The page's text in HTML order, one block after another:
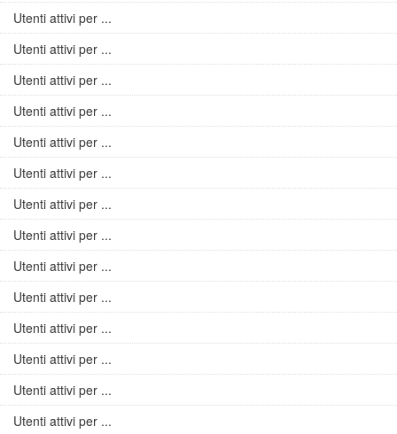
Utenti attivi per ...
Utenti attivi per ...
Utenti attivi per ...
Utenti attivi per ...
Utenti attivi per ...
Utenti attivi per ...
Utenti attivi per ...
Utenti attivi per ...
Utenti attivi per ...
Utenti attivi per ...
Utenti attivi per ...
Utenti attivi per ...
Utenti attivi per ...
Utenti attivi per ...